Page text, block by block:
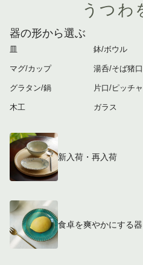
うつわ
器の形から選ぶ
皿
マグ/カップ
グラタン/鍋
木工
鉢/ボウル
湯呑/そば猪口
片口/ピッチャ
ガラス
新入荷・再入荷
食卓を爽やかにする器